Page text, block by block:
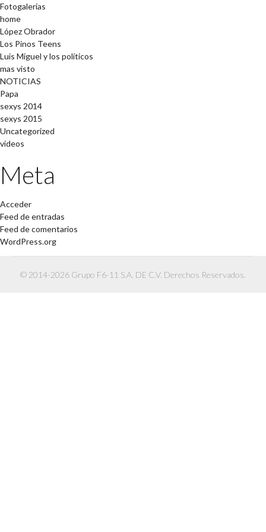
Fotogalerías
home
López Obrador
Los Pinos Teens
Luis Miguel y los políticos
mas visto
NOTICIAS
Papa
sexys 2014
sexys 2015
Uncategorized
videos
Meta
Acceder
Feed de entradas
Feed de comentarios
WordPress.org
© 2014-2026 Grupo F6-11 S.A. DE C.V. Derechos Reservados.